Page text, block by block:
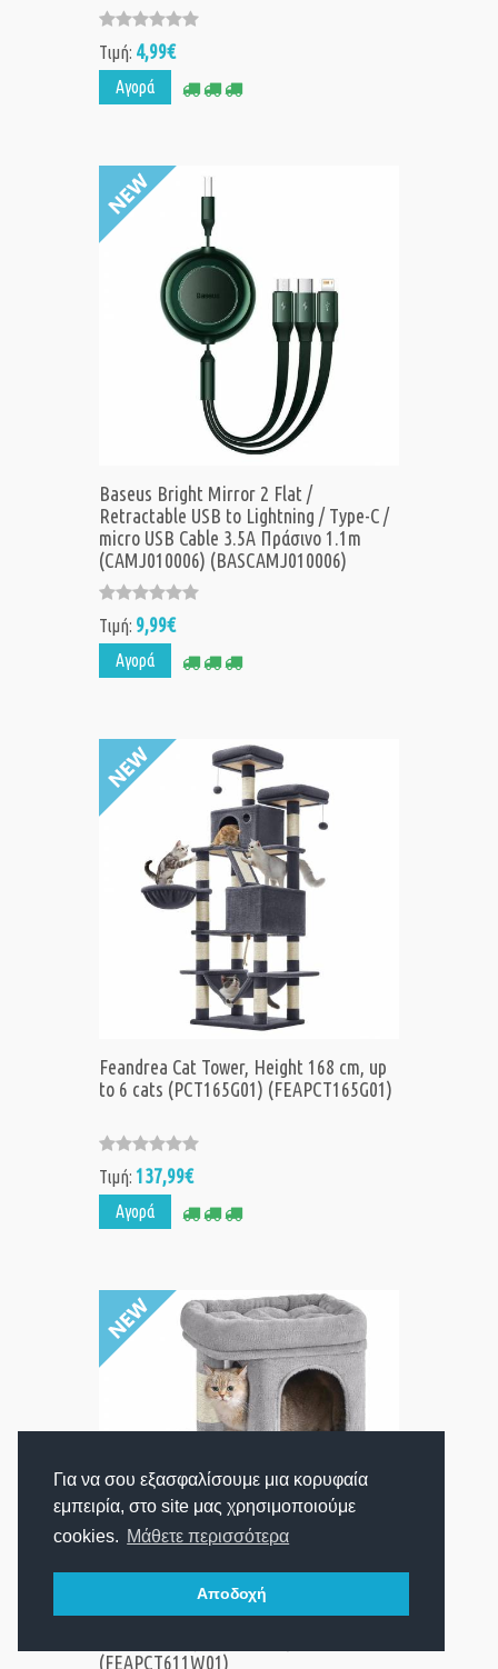
Για να σου εξασφαλίσουμε μια κορυφαία
εμπειρία, στο site μας χρησιμοποιούμε
cookies. Μάθετε περισσότερα
Αποδοχή
Τιμή: 4,99€
Αγορά
Baseus Bright Mirror 2 Flat /
Retractable USB to Lightning / Type-C /
micro USB Cable 3.5A Πράσινο 1.1m
(CAMJ010006) (BASCAMJ010006)
Τιμή: 9,99€
Αγορά
Feandrea Cat Tower, Height 168 cm, up
to 6 cats (PCT165G01) (FEAPCT165G01)
Τιμή: 137,99€
Αγορά
Feandrea Cat Tower, Height 67 cm, up to
(FEAPCT611W01)